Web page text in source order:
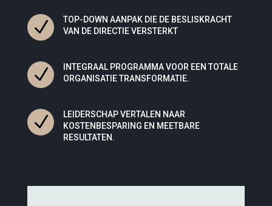
N
TOP-DOWN AANPAK DIE DE BESLISKRACHT
VAN DE DIRECTIE VERSTERKT
N
INTEGRAAL PROGRAMMA VOOR EEN TOTALE
ORGANISATIE TRANSFORMATIE.
N
LEIDERSCHAP VERTALEN NAAR
KOSTENBESPARING EN MEETBARE
RESULTATEN.